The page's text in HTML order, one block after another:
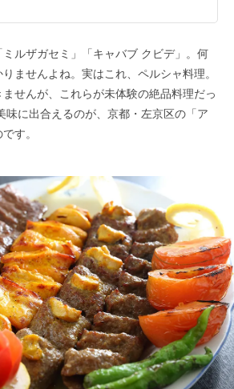
ミルザガセミ」「キャバブ クビデ」。何
ませんよね。実はこれ、ペルシャ料理。
せんが、これらが未体験の絶品料理だっ
味に出合えるのが、京都・左京区の「ア
す。